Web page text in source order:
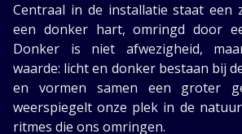
Centraal in de installatie staat een
een donker hart, omringd door
Donker is niet afwezigheid,
waarde: licht en donker bestaan bij
en vormen samen een groter
weerspiegelt onze plek in de
ritmes die ons omringen.